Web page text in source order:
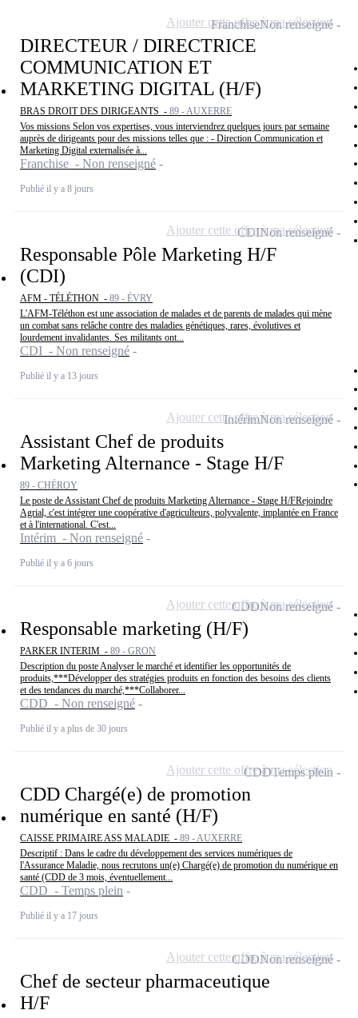
DIRECTEUR / DIRECTRICE
COMMUNICATION ET
MARKETING DIGITAL (H/F)
BRAS DROIT DES DIRIGEANTS - 89 - AUXERRE
Vos missions Selon vos expertises, vous interviendrez quelques jours par semaine
auprès de dirigeants pour des missions telles que : - Direction Communication et
Marketing Digital externalisée à...
Franchise - Non renseigné
Publié il y a 8 jours
FranchiseNon renseigné
Ajouter cette offre à ma sélection
Responsable Pôle Marketing H/F
(CDI)
AFM - TÉLÉTHON - 89 - ÉVRY
L'AFM-Téléthon est une association de malades et de parents de malades qui mène
un combat sans relâche contre des maladies génétiques, rares, évolutives et
lourdement invalidantes. Ses militants ont...
CDI - Non renseigné
Publié il y a 13 jours
CDINon renseigné
Ajouter cette offre à ma sélection
Assistant Chef de produits
Marketing Alternance - Stage H/F
89 - CHÉROY
Le poste de Assistant Chef de produits Marketing Alternance - Stage H/FRejoindre
Agrial, c'est intégrer une coopérative d'agriculteurs, polyvalente, implantée en France
et à l'international. C'est...
Intérim - Non renseigné
Publié il y a 6 jours
IntérimNon renseigné
Ajouter cette offre à ma sélection
Responsable marketing (H/F)
PARKER INTERIM - 89 - GRON
Description du poste Analyser le marché et identifier les opportunités de
produits,***Développer des stratégies produits en fonction des besoins des clients
et des tendances du marché,***Collaborer...
CDD - Non renseigné
Publié il y a plus de 30 jours
CDDNon renseigné
Ajouter cette offre à ma sélection
CDD Chargé(e) de promotion
numérique en santé (H/F)
CAISSE PRIMAIRE ASS MALADIE - 89 - AUXERRE
Descriptif : Dans le cadre du développement des services numériques de
l'Assurance Maladie, nous recrutons un(e) Chargé(e) de promotion du numérique en
santé (CDD de 3 mois, éventuellement...
CDD - Temps plein
Publié il y a 17 jours
CDDTemps plein
Ajouter cette offre à ma sélection
Chef de secteur pharmaceutique
H/F
CDDNon renseigné
Ajouter cette offre à ma sélection